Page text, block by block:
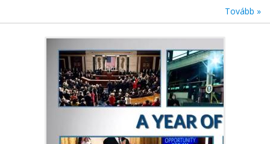
Tovább »